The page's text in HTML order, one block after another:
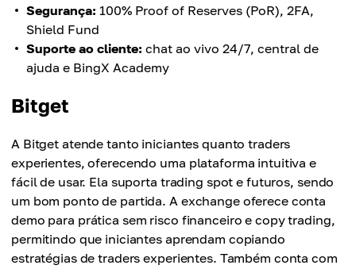
Segurança: 100% Proof of Reserves (PoR), 2FA,
Shield Fund
Suporte ao cliente: chat ao vivo 24/7, central de
ajuda e BingX Academy
Bitget
A Bitget atende tanto iniciantes quanto traders
experientes, oferecendo uma plataforma intuitiva e
fácil de usar. Ela suporta trading spot e futuros, sendo
um bom ponto de partida. A exchange oferece conta
demo para prática sem risco financeiro e copy trading,
permitindo que iniciantes aprendam copiando
estratégias de traders experientes. Também conta com